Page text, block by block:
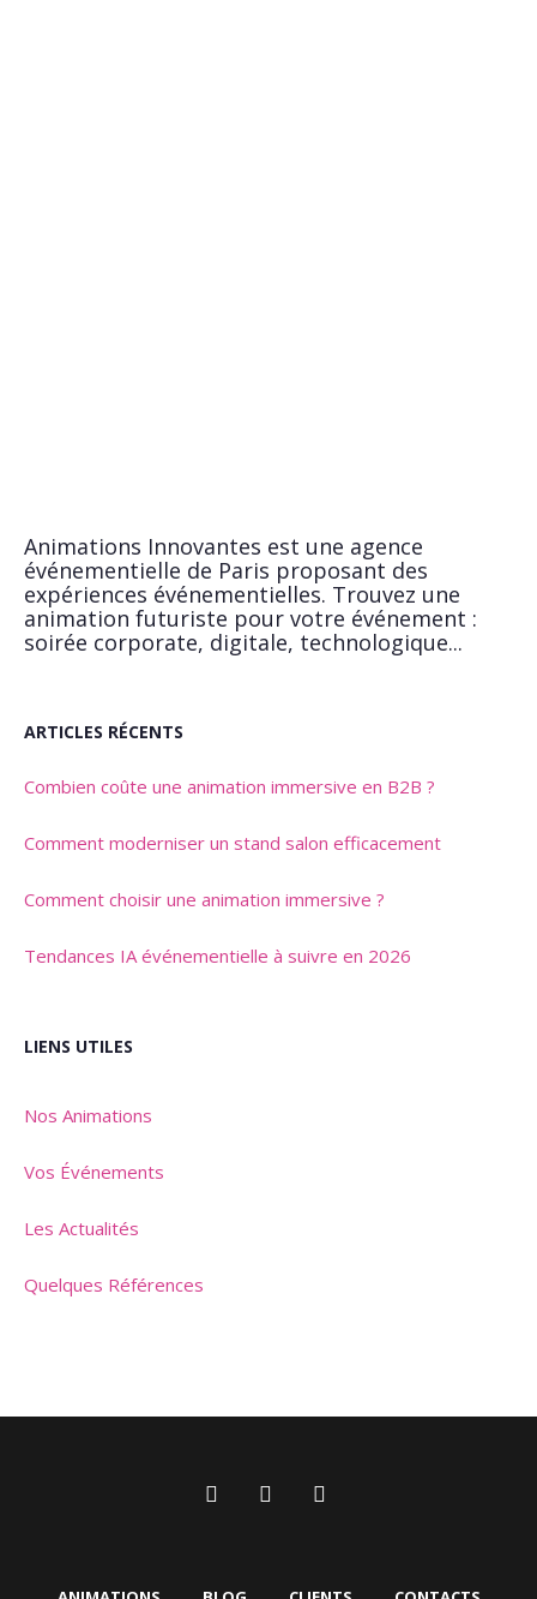
Animations Innovantes est une agence
événementielle de Paris proposant des
expériences événementielles. Trouvez une
animation futuriste pour votre événement :
soirée corporate, digitale, technologique...
ARTICLES RÉCENTS
Combien coûte une animation immersive en B2B ?
Comment moderniser un stand salon efficacement
Comment choisir une animation immersive ?
Tendances IA événementielle à suivre en 2026
LIENS UTILES
Nos Animations
Vos Événements
Les Actualités
Quelques Références